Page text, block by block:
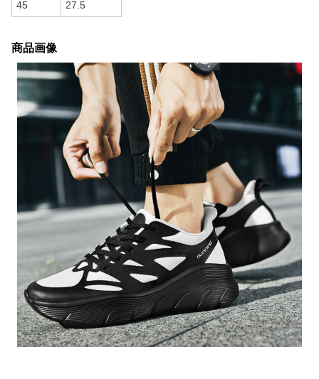
45 27.5
商品画像